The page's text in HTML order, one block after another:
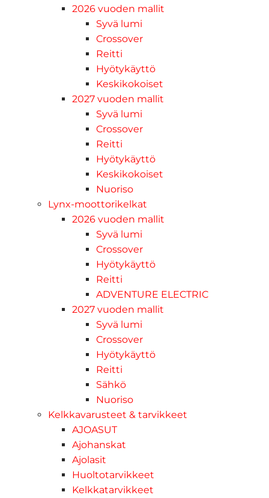
2026 vuoden mallit
Syvä lumi
Crossover
Reitti
Hyötykäyttö
Keskikokoiset
2027 vuoden mallit
Syvä lumi
Crossover
Reitti
Hyötykäyttö
Keskikokoiset
Nuoriso
Lynx-moottorikelkat
2026 vuoden mallit
Syvä lumi
Crossover
Hyötykäyttö
Reitti
ADVENTURE ELECTRIC
2027 vuoden mallit
Syvä lumi
Crossover
Hyötykäyttö
Reitti
Sähkö
Nuoriso
Kelkkavarusteet & tarvikkeet
AJOASUT
Ajohanskat
Ajolasit
Huoltotarvikkeet
Kelkkatarvikkeet